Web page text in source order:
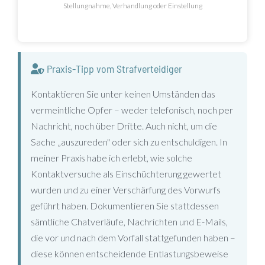
Stellungnahme, Verhandlung oder Einstellung
Praxis-Tipp vom Strafverteidiger
Kontaktieren Sie unter keinen Umständen das
vermeintliche Opfer – weder telefonisch, noch per
Nachricht, noch über Dritte. Auch nicht, um die
Sache „auszureden" oder sich zu entschuldigen. In
meiner Praxis habe ich erlebt, wie solche
Kontaktversuche als Einschüchterung gewertet
wurden und zu einer Verschärfung des Vorwurfs
geführt haben. Dokumentieren Sie stattdessen
sämtliche Chatverläufe, Nachrichten und E-Mails,
die vor und nach dem Vorfall stattgefunden haben –
diese können entscheidende Entlastungsbeweise